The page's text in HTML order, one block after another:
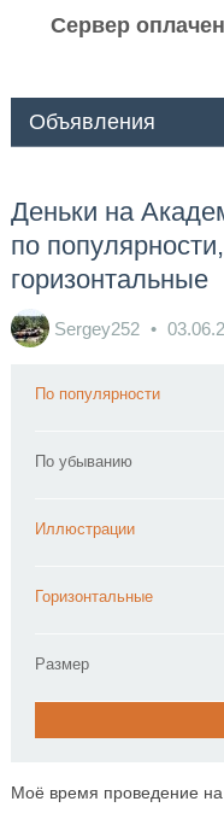
Сервер
Объявления
Деньки на
по
горизонтальные
Sergey252
По популярности
По убыванию
Иллюстрации
Горизонтальные
Размер
Моё время проведение на